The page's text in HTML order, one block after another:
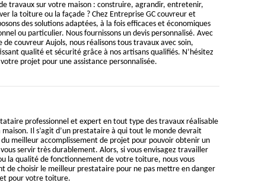
travaux sur votre maison : construire, agrandir, entretenir,
la toiture ou la façade ? Chez Entreprise GC couvreur et
des solutions adaptées, à la fois efficaces et économiques
ou particulier. Nous fournissons un devis personnalisé. Avec
couvreur Aujols, nous réalisons tous travaux avec soin,
qualité et sécurité grâce à nos artisans qualifiés. N’hésitez
projet pour une assistance personnalisée.
professionnel et expert en tout type des travaux réalisable
Il s’agit d’un prestataire à qui tout le monde devrait
du meilleur accomplissement de projet pour pouvoir obtenir un
servir très durablement. Alors, si vous envisagez travailler
la qualité de fonctionnement de votre toiture, nous vous
de choisir le meilleur prestataire pour ne pas mettre en danger
pour votre toiture.